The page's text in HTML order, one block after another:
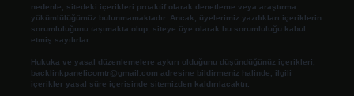
nedenle, sitedeki içerikleri proaktif olarak denetleme veya araştırma
yükümlülüğümüz bulunmamaktadır. Ancak, üyelerimiz yazdıkları içeriklerin
sorumluluğunu taşımakta olup, siteye üye olarak bu sorumluluğu kabul
etmiş sayılırlar.
Hukuka ve yasal düzenlemelere aykırı olduğunu düşündüğünüz içerikleri,
backlinkpanelicomtr@gmail.com adresine bildirmeniz halinde, ilgili
içerikler yasal süre içerisinde sitemizden kaldırılacaktır.